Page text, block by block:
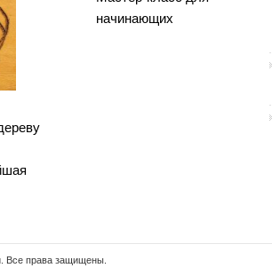
начинающих
Все права защищены.